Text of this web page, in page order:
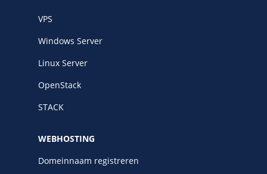
VPS
Windows Server
Linux Server
OpenStack
STACK
WEBHOSTING
Domeinnaam registreren